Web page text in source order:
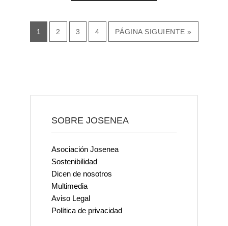
1 2 3 4 PÁGINA SIGUIENTE »
SOBRE JOSENEA
Asociación Josenea
Sostenibilidad
Dicen de nosotros
Multimedia
Aviso Legal
Política de privacidad